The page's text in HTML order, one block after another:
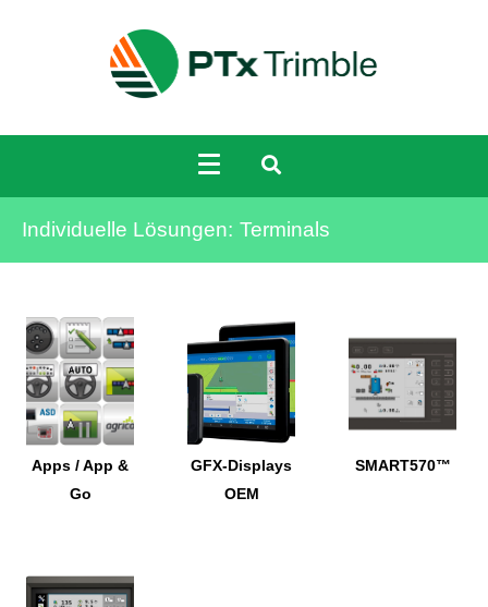
Individuelle Lösungen: Terminals
Apps / App &
Go
GFX-Displays
OEM
SMART570™